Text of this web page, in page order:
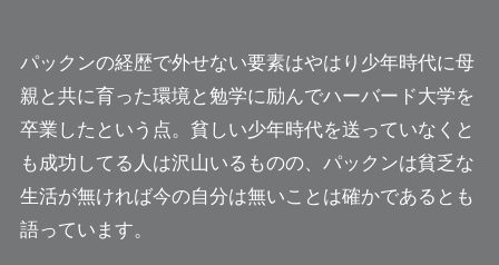
パックンの経歴で外せない要素はやはり少年時代に母
親と共に育った環境と勉学に励んでハーバード大学を
卒業したという点。貧しい少年時代を送っていなくと
も成功してる人は沢山いるものの、パックンは貧乏な
生活が無ければ今の自分は無いことは確かであるとも
語っています。